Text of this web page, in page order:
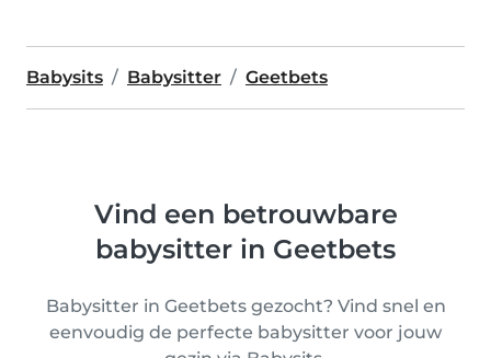
Babysits Babysitter Geetbets
Vind een betrouwbare
babysitter in Geetbets
Babysitter in Geetbets gezocht? Vind snel en
eenvoudig de perfecte babysitter voor jouw